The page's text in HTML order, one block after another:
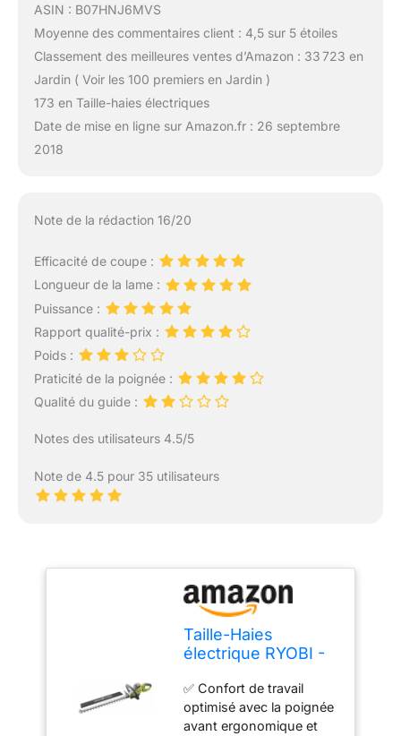
ASIN : B07HNJ6MVS
Moyenne des commentaires client : 4,5 sur 5 étoiles
Classement des meilleures ventes d’Amazon : 33 723 en
Jardin ( Voir les 100 premiers en Jardin )
173 en Taille-haies électriques
Date de mise en ligne sur Amazon.fr : 26 septembre
2018
Note de la rédaction 16/20
Efficacité de coupe :
Longueur de la lame :
Puissance :
Rapport qualité-prix :
Poids :
Praticité de la poignée :
Qualité du guide :
Notes des utilisateurs 4.5/5
Note de 4.5 pour 35 utilisateurs
Taille-Haies
électrique RYOBI -
✅ Confort de travail
optimisé avec la poignée
avant ergonomique et